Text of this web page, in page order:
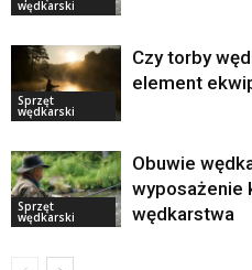
wędkarski
Sprzęt
wędkarski
Czy torby
element
Sprzęt
wędkarski
Obuwie
wyposażenie
wędkarstwa